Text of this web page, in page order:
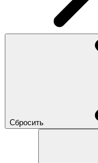
Сбросить